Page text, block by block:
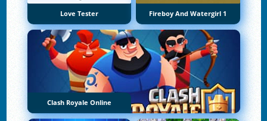
Love Tester Fireboy And Watergirl 1
Clash Royale Online